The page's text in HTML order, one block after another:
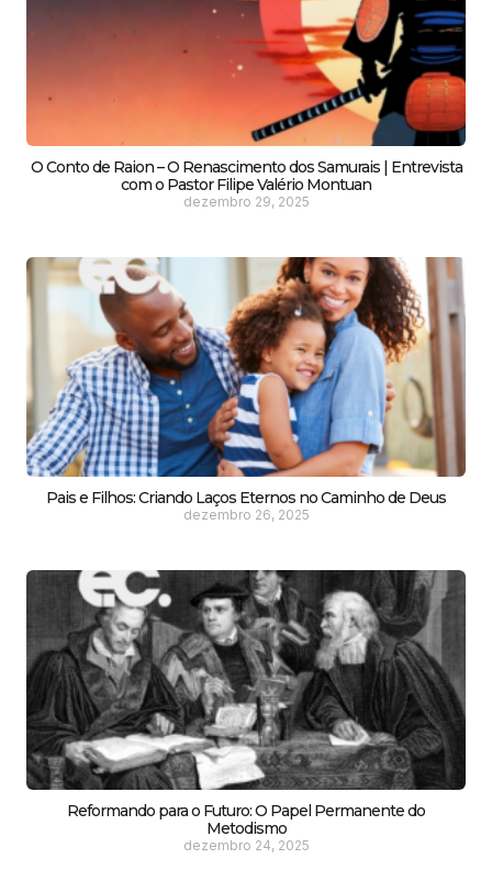
O Conto de Raion – O Renascimento dos Samurais | Entrevista
com o Pastor Filipe Valério Montuan
dezembro 29, 2025
Pais e Filhos: Criando Laços Eternos no Caminho de Deus
dezembro 26, 2025
Reformando para o Futuro: O Papel Permanente do
Metodismo
dezembro 24, 2025